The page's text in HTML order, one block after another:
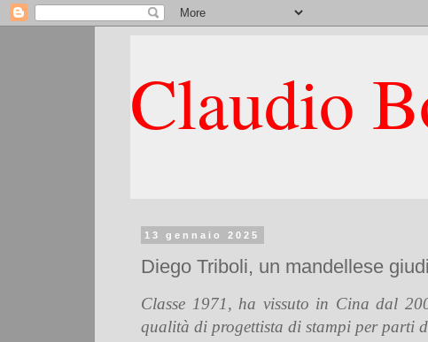
Claudio
13 gennaio 2025
Diego Triboli, un mandellese
Classe 1971, ha vissuto in Cina dal
qualità di progettista di stampi per parti